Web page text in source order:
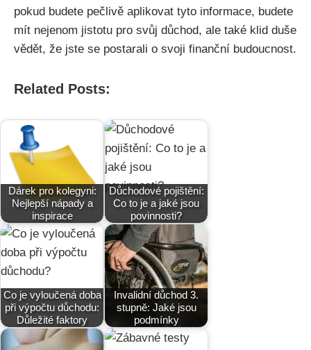
pokud budete pečlivě aplikovat tyto informace, budete
mít nejenom jistotu pro svůj důchod, ale také klid duše
vědět, že jste se postarali o svoji finanční budoucnost.
Related Posts:
Dárek pro kolegyni:
Nejlepší nápady a
inspirace
Důchodové pojištění:
Co to je a jaké jsou
povinnosti?
Co je vyloučená doba
při výpočtu důchodu:
Důležité faktory
Invalidní důchod 3.
stupně: Jaké jsou
podmínky